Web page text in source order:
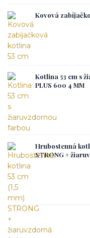
Kovová
Kotlina 53 cm s
PLUS 600 4 MM
Hrubostenná
STRONG +